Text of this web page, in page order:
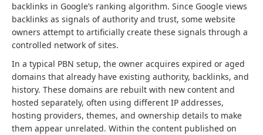
backlinks in Google’s ranking algorithm. Since Google views
backlinks as signals of authority and trust, some website
owners attempt to artificially create these signals through a
controlled network of sites.
In a typical PBN setup, the owner acquires expired or aged
domains that already have existing authority, backlinks, and
history. These domains are rebuilt with new content and
hosted separately, often using different IP addresses,
hosting providers, themes, and ownership details to make
them appear unrelated. Within the content published on